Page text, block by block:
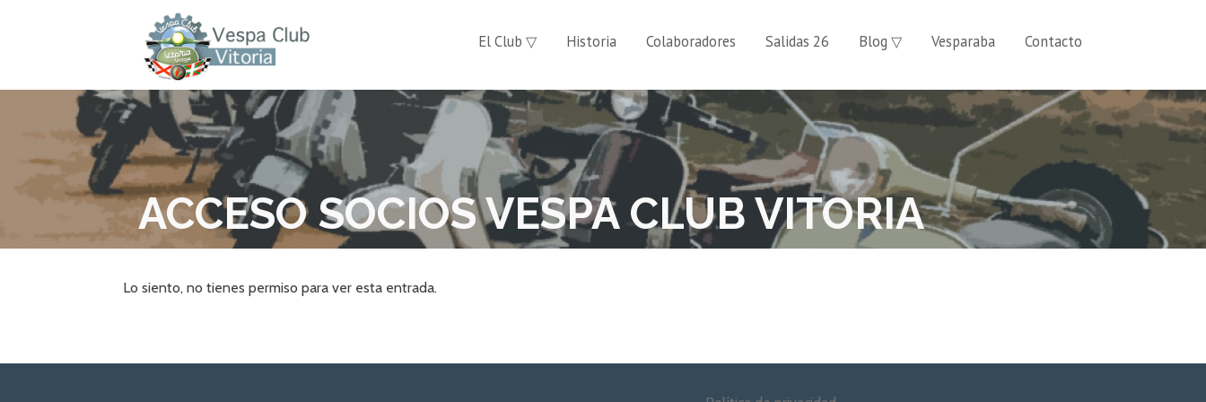
VESPACLUBVITORIA
El Club ▽ Historia Colaboradores Salidas 26 Blog ▽ Vesparaba Contacto
ACCESO SOCIOS VESPA CLUB VITORIA
Lo siento, no tienes permiso para ver esta entrada.